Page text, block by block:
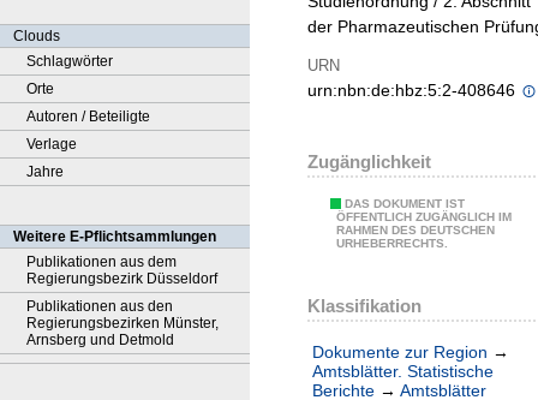
Clouds
Schlagwörter
Orte
Autoren / Beteiligte
Verlage
Jahre
Weitere E-Pflichtsammlungen
Publikationen aus dem
Regierungsbezirk Düsseldorf
Publikationen aus den
Regierungsbezirken Münster,
Arnsberg und Detmold
der Pharmazeutischen
URN
urn:nbn:de:hbz:5:2-408646
Zugänglichkeit
DAS DOKUMENT IST
ÖFFENTLICH ZUGÄNGLICH IM
RAHMEN DES DEUTSCHEN
URHEBERRECHTS.
Klassifikation
Dokumente zur Region →
Amtsblätter. Statistische
Berichte → Amtsblätter